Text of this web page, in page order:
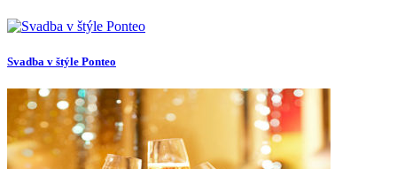
Svadba v štýle Ponteo